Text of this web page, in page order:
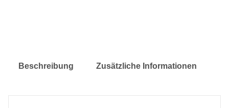
Beschreibung Zusätzliche Informationen